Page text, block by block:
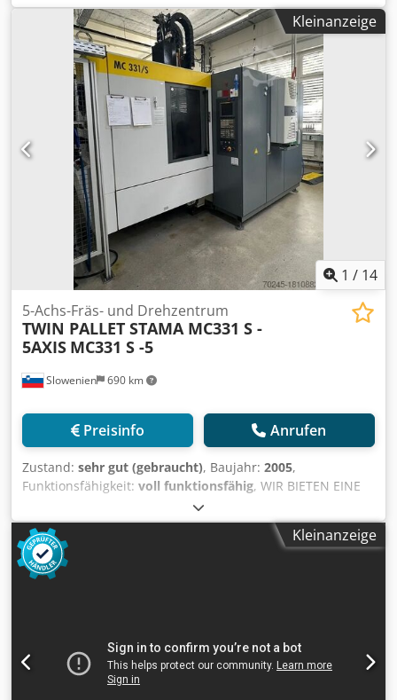
DETAILS X-Achse: 700 mm Y-Achse: 400 mm Dkedpsl
Eykgefx Aa Ejr Z-Achse: 360 mm Drehzahl: 10.000 U/min
Steuerung: Fanuc 16i MB Tischdurchmesser: 1400 mm
Vorschub X-Achse: 10000 mm/min. Vorschub Y-Achse:
10000 mm/min. Vorschub Z-Achse: 10000 mm/min.
Eilgang: 70 m/min Werkzeugaufnahme: Big Plus ISO/Bt/Mk
Leistung Spindel: 21 kW Drehmoment (Twin / Single): 120 /
155 Nm Werkzeuganzahl: 2 x 30 Stück
Werkzeugdurchmesser: 140 mm Werkzeuglänge: 280 mm
Fräsleistung: max. 350 ccm Bohrdurchmesser: max. 40 mm
Gewindedurchmesser: max. M27 MASCHINEN DETAILS
Länge: 6000 mm Breite: 6000 mm Höhe: 2800 mm Gewicht:
12000 kg Gesamtanschlusswert: 55 kVA
Gesamtleistungsbedarf: 44 kW Spannung: 400 V Frequenz:
Kleinanzeige
1 / 14
Slowenien 690 km
5-Achs-Fräs- und Drehzentrum
TWIN PALLET STAMA MC331 S -
5AXIS MC331 S -5
Preisinfo Anrufen
Zustand: sehr gut (gebraucht), Baujahr: 2005,
Funktionsfähigkeit: voll funktionsfähig, WIR BIETEN EINE
SEHR SCHÖNE MASCHINE AN, DIE AUS DER SCHWEIZ VOM
ERSTEN BESITZER KOMMT. Hersteller STAMA-GERMANY
Modell MC331 S -5 ACHSEN Baujahr 2005 Zustand
Gebraucht Beschreibung WIR BIETEN EINE STAMA 5
ACHSEN MC331 5XIS IN SEHR SCHÖNEM ZUSTAND AN
Präzision (3 Monate Messprotokoll) 5 Achsen simultan
Hochdruckkühlmittel IKZ 20 Bar Spannsystem inklusive
Marke STAMA Typ: MC331 S Baujahr: 2005 Verfahrweg x-
Kleinanzeige